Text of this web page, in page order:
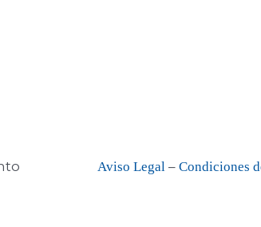
Aviso Legal – Condiciones